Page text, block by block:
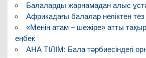
Балаларды жарнамадан алыс
Африкадағы балалар неліктен тез
«Менің атам – шежіре» атты
еңбек
АНА ТІЛІМ: Бала тәрбиесіндегі